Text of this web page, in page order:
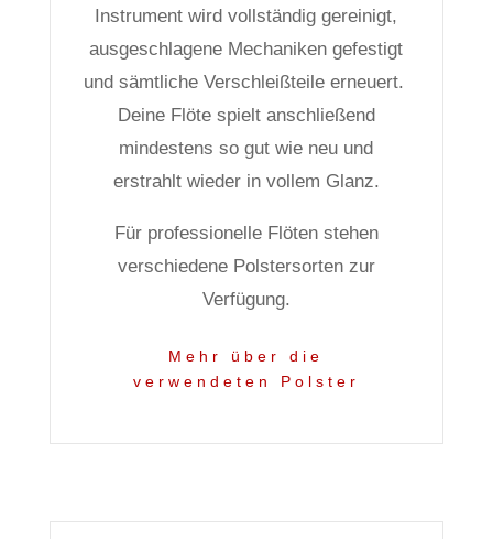
Instrument wird vollständig gereinigt,
ausgeschlagene Mechaniken gefestigt
und sämtliche Verschleißteile erneuert.
Deine Flöte spielt anschließend
mindestens so gut wie neu und
erstrahlt wieder in vollem Glanz.
Für professionelle Flöten stehen
verschiedene Polstersorten zur
Verfügung.
Mehr über die
verwendeten Polster